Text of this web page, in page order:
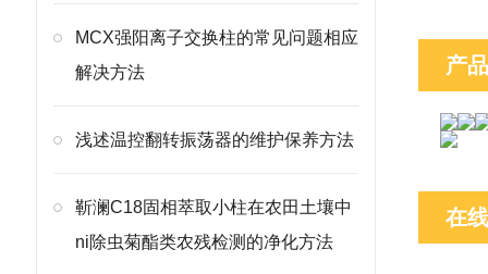
MCX强阳离子交换柱的常见问题相应
解决方法
浅述温控翻转振荡器的维护保养方法
靳澜C18固相萃取小柱在农田土壤中
ni除虫菊酯类农残检测的净化方法
产
在